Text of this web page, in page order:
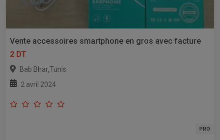
Vente accessoires smartphone en gros avec facture
2 DT
Bab Bhar,Tunis
2 avril 2024
PRO